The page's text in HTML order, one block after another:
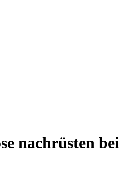
nachrüsten bei